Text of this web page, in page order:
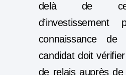
delà de ces
connaissance
candidat doit
de relais auprès